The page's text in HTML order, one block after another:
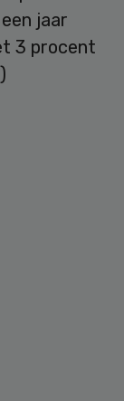
jaar
3 procent